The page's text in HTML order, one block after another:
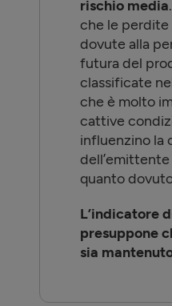
rischio media
che le
dovute alla
futura del
classificate
che è molto
cattive
influenzino la
quanto
L’indicatore
presuppone
sia